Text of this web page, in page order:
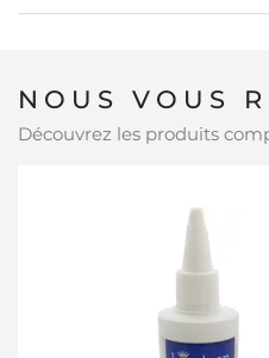
NOUS VOUS
Découvrez les produits